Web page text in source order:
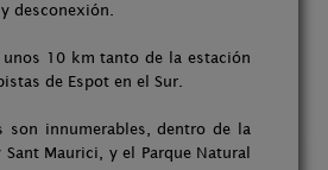
desconexión.
10 km tanto de la estación
de Espot en el Sur.
son innumerables, dentro de la
Maurici, y el Parque Natural